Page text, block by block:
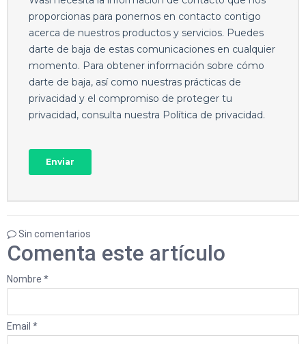
Sin comentarios
Comenta este artículo
Nombre *
Email *